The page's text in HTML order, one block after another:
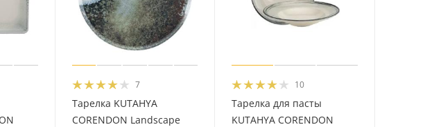
7
Тарелка KUTAHYA
CORENDON Landscape
10
Тарелка для пасты
KUTAHYA CORENDON